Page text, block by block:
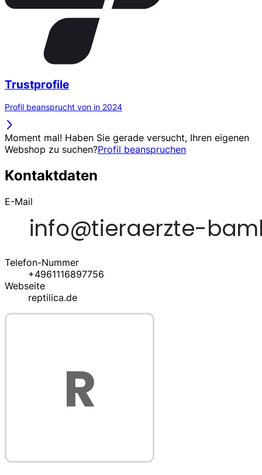
Trustprofile
Profil beansprucht von in 2024
Moment mal! Haben Sie gerade versucht, Ihren eigenen
Webshop zu suchen?Profil beanspruchen
Kontaktdaten
E-Mail
Telefon-Nummer
+4961116897756
Webseite
reptilica.de